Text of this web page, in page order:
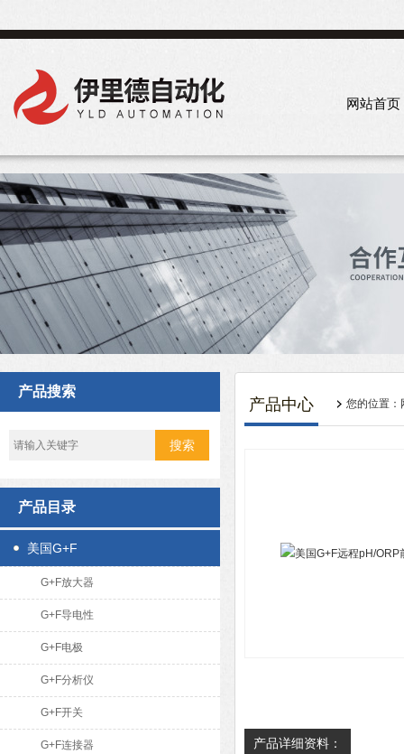
网站首页
产品搜索
产品目录
美国G+F
G+F放大器
G+F导电性
G+F电极
G+F分析仪
G+F开关
G+F连接器
产品中心 您的位置：
产品详细资料：